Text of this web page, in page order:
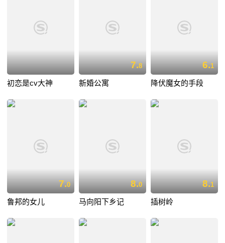
初恋是cv大神
7.8
新婚公寓
6.1
降伏魔女的手段
7.0
鲁邦的女儿
8.0
马向阳下乡记
8.1
插树岭